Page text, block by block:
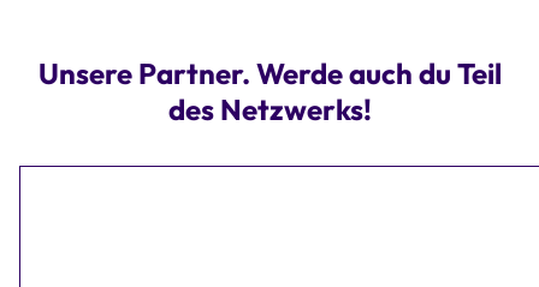
Unsere Partner. Werde auch du Teil
des Netzwerks!